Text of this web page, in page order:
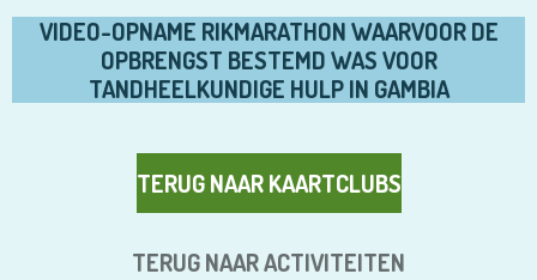
VIDEO-OPNAME RIKMARATHON WAARVOOR DE
OPBRENGST BESTEMD WAS VOOR
TANDHEELKUNDIGE HULP IN GAMBIA
TERUG NAAR KAARTCLUBS
TERUG NAAR ACTIVITEITEN